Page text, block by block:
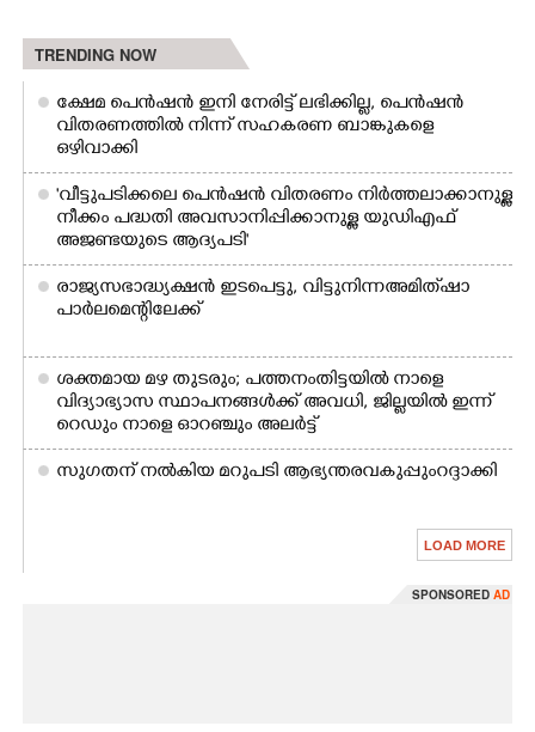
TRENDING NOW
ക്ഷേമ പെൻഷൻ ഇനി നേരിട്ട് ലഭിക്കില്ല,​ പെൻഷൻ
വിതരണത്തിൽ നിന്ന് സഹകരണ ബാങ്കുകളെ
ഒഴിവാക്കി
'വീട്ടുപടിക്കലെ പെൻഷൻ വിതരണം നിർത്തലാക്കാനുള്ള
നീക്കം പദ്ധതി അവസാനിപ്പിക്കാനുള്ള യുഡിഎഫ്
അജണ്ടയുടെ ആദ്യപടി'
രാജ്യസഭാദ്ധ്യക്ഷൻ ഇടപെട്ടു, വിട്ടുനിന്ന അമിത് ഷാ
പാർലമെന്റിലേക്ക്
ശക്തമായ മഴ തുടരും; പത്തനംതിട്ടയിൽ നാളെ
വിദ്യാഭ്യാസ സ്ഥാപനങ്ങൾക്ക് അവധി,​ ജില്ലയിൽ ഇന്ന്
റെ‌ഡും നാളെ ഓറഞ്ചും അലർട്ട്
സുഗതന് നൽകിയ മറുപടി ആഭ്യന്തരവകുപ്പും റദ്ദാക്കി
LOAD MORE
SPONSORED AD